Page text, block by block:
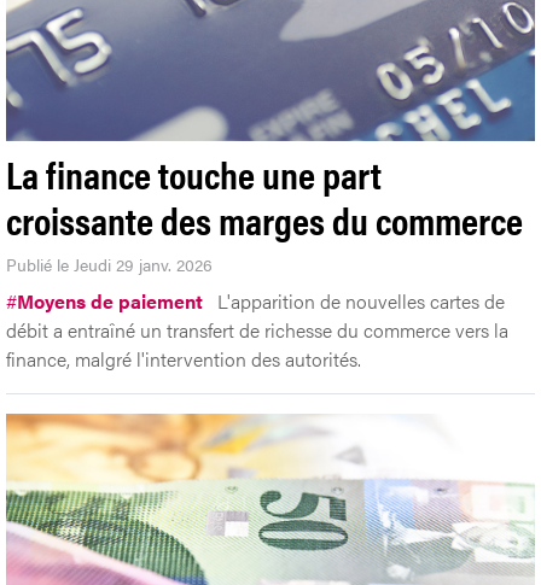
La finance touche une part
croissante des marges du commerce
Publié le Jeudi 29 janv. 2026
#Moyens de paiement L'apparition de nouvelles cartes de
débit a entraîné un transfert de richesse du commerce vers la
finance, malgré l'intervention des autorités.